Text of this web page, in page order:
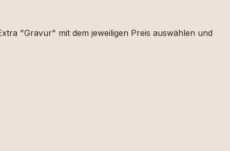
"Gravur" mit dem jeweiligen Preis auswählen und